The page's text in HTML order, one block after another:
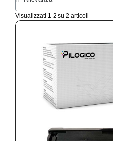
Visualizzati 1-2 su 2 articoli